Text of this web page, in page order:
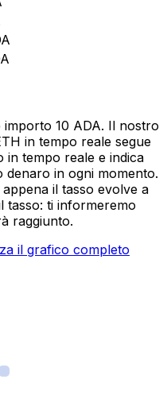
10 ADA. Il nostro
in tempo reale segue
in tempo reale e indica
in ogni momento.
il tasso evolve a
tasso: ti informeremo
raggiunto.
il grafico completo